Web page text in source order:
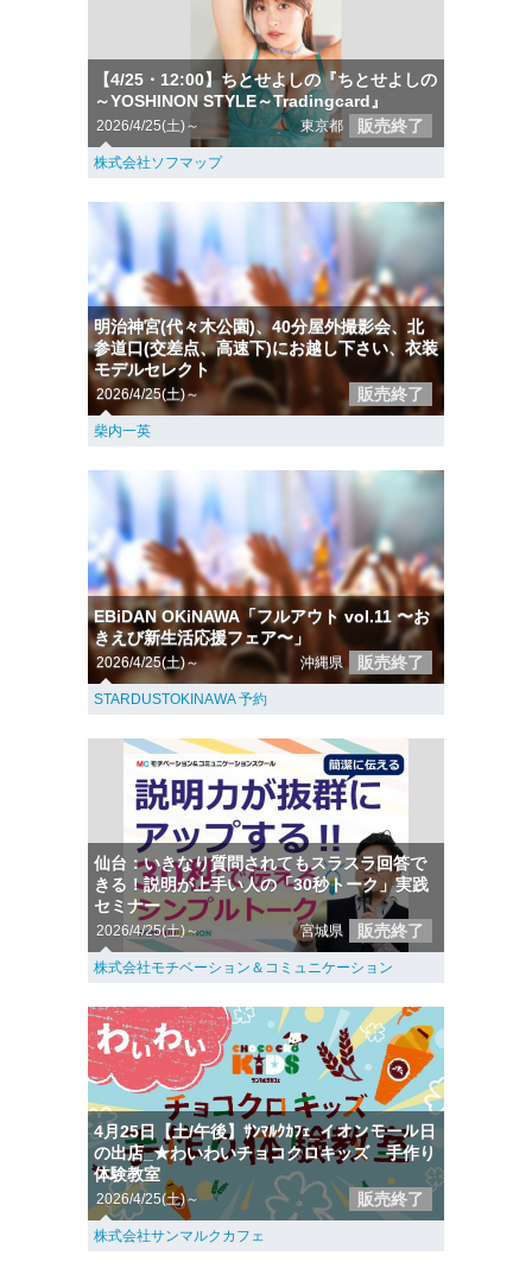
【4/25・12:00】ちとせよしの『ちとせよしの
～YOSHINON STYLE～Tradingcard』
2026/4/25(土)～ 東京都 販売終了
株式会社ソフマップ
明治神宮(代々木公園)、40分屋外撮影会、北
参道口(交差点、高速下)にお越し下さい、衣装
モデルセレクト
2026/4/25(土)～ 販売終了
柴内一英
EBiDAN OKiNAWA「フルアウト vol.11 〜お
きえび新生活応援フェア〜」
2026/4/25(土)～ 沖縄県 販売終了
STARDUSTOKINAWA 予約
仙台：いきなり質問されてもスラスラ回答で
きる！説明が上手い人の「30秒トーク」実践
セミナー
2026/4/25(土)～ 宮城県 販売終了
株式会社モチベーション＆コミュニケーション
4月25日【土/午後】ｻﾝﾏﾙｸｶﾌｪ_イオンモール日
の出店_★わいわいチョコクロキッズ 手作り
体験教室
2026/4/25(土)～ 販売終了
株式会社サンマルクカフェ